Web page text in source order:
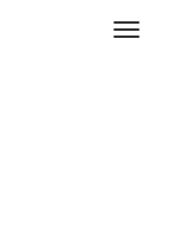
Toggle